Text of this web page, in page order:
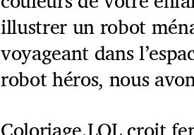
illustrer un robot
voyageant dans
robot héros, nous